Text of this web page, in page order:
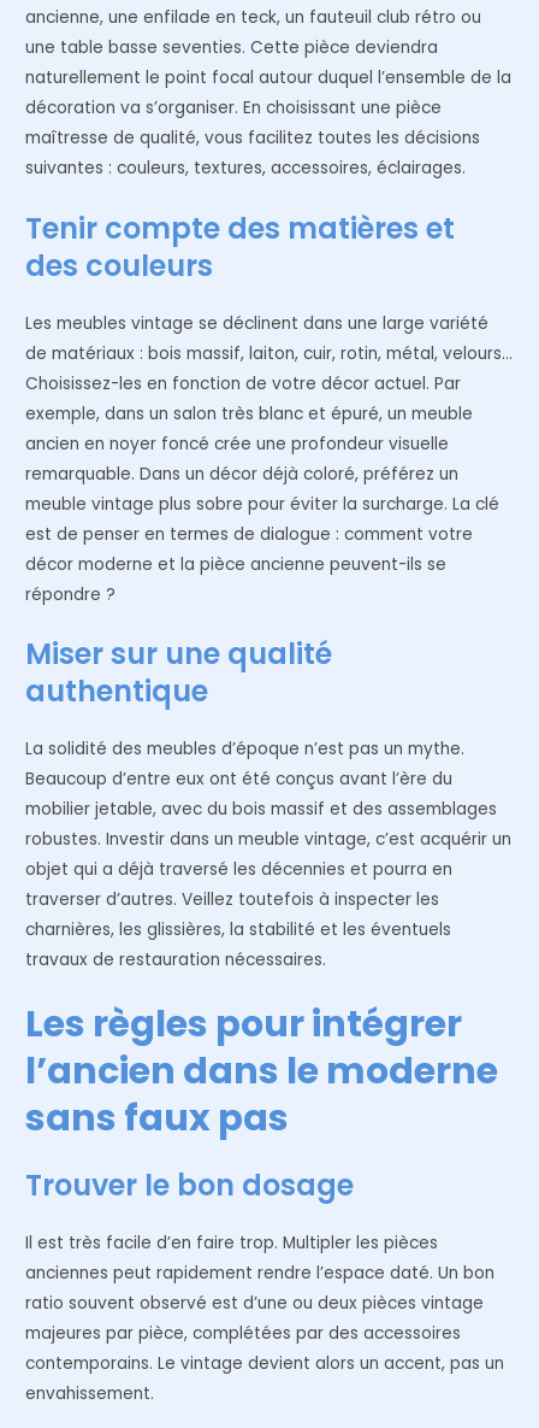
ancienne, une enfilade en teck, un fauteuil club rétro ou
une table basse seventies. Cette pièce deviendra
naturellement le point focal autour duquel l’ensemble de la
décoration va s’organiser. En choisissant une pièce
maîtresse de qualité, vous facilitez toutes les décisions
suivantes : couleurs, textures, accessoires, éclairages.
Tenir compte des matières et
des couleurs
Les meubles vintage se déclinent dans une large variété
de matériaux : bois massif, laiton, cuir, rotin, métal, velours…
Choisissez-les en fonction de votre décor actuel. Par
exemple, dans un salon très blanc et épuré, un meuble
ancien en noyer foncé crée une profondeur visuelle
remarquable. Dans un décor déjà coloré, préférez un
meuble vintage plus sobre pour éviter la surcharge. La clé
est de penser en termes de dialogue : comment votre
décor moderne et la pièce ancienne peuvent-ils se
répondre ?
Miser sur une qualité
authentique
La solidité des meubles d’époque n’est pas un mythe.
Beaucoup d’entre eux ont été conçus avant l’ère du
mobilier jetable, avec du bois massif et des assemblages
robustes. Investir dans un meuble vintage, c’est acquérir un
objet qui a déjà traversé les décennies et pourra en
traverser d’autres. Veillez toutefois à inspecter les
charnières, les glissières, la stabilité et les éventuels
travaux de restauration nécessaires.
Les règles pour intégrer
l’ancien dans le moderne
sans faux pas
Trouver le bon dosage
Il est très facile d’en faire trop. Multipler les pièces
anciennes peut rapidement rendre l’espace daté. Un bon
ratio souvent observé est d’une ou deux pièces vintage
majeures par pièce, complétées par des accessoires
contemporains. Le vintage devient alors un accent, pas un
envahissement.